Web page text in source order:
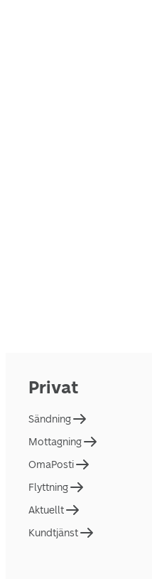
Privat
Sändning
Mottagning
OmaPosti
Flyttning
Aktuellt
Kundtjänst